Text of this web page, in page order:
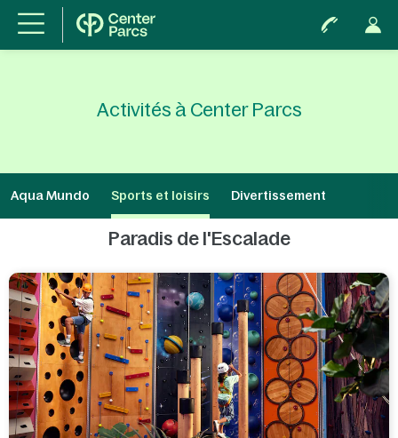
Activités à Center Parcs
Aqua Mundo Sports et loisirs Divertissement
Paradis de l'Escalade